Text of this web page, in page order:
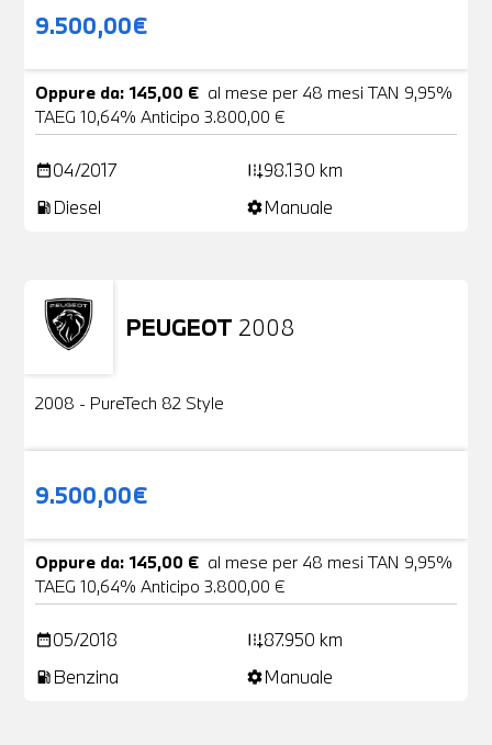
9.500,00€
Oppure da: 145,00 € al mese per 48 mesi TAN 9,95%
TAEG 10,64% Anticipo 3.800,00 €
date_range04/2017 add_road98.130 km
local_gas_station Diesel settingsManuale
PEUGEOT 2008
Usato
2008 - PureTech 82 Style
9.500,00€
Oppure da: 145,00 € al mese per 48 mesi TAN 9,95%
TAEG 10,64% Anticipo 3.800,00 €
date_range05/2018 add_road87.950 km
local_gas_station Benzina settingsManuale